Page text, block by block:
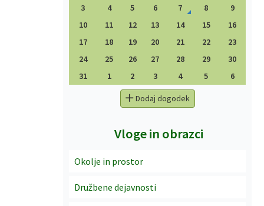
3
4 5 6 7 8
9
10
11 12 13 14 15
16
17
18 19 20 21 22
23
24
25 26 27 28 29
30
31
1 2 3 4 5 6
Dodaj dogodek
Vloge in obrazci
Okolje in prostor
Družbene dejavnosti